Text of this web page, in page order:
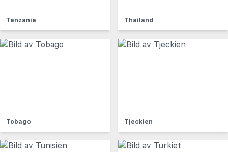
Tanzania Thailand
Tobago Tjeckien